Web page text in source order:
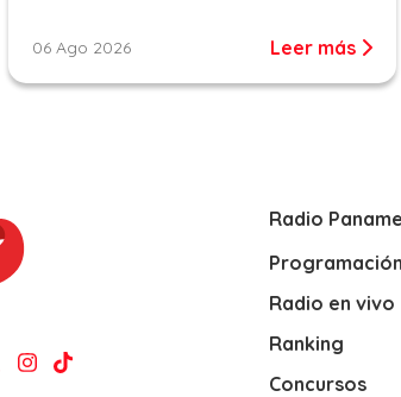
06 Ago 2026 Leer más
Radio
Programación
Radio en vivo
Ranking
Concursos